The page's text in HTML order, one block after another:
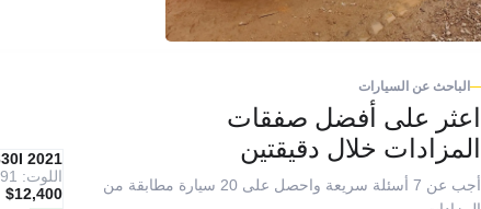
الباحث عن السيارات
اعثر على أفضل صفقات
المزادات خلال دقيقتين
أجب عن 7 أسئلة سريعة واحصل على 20 سيارة مطابقة من
IAAI
موصى به
2021 BMW 330I
اللوت: 45129191
$12,400